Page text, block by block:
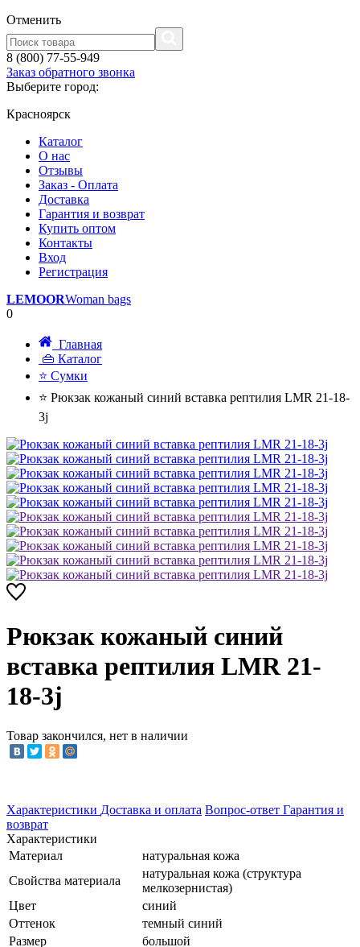
Отменить
8 (800) 77-55-949
Заказ обратного звонка
Выберите город:
Красноярск
Каталог
О нас
Отзывы
Заказ - Оплата
Доставка
Гарантия и возврат
Купить оптом
Контакты
Вход
Регистрация
LEMOORWoman bags
0
Главная
👜 Каталог
⭐ Сумки
⭐ Рюкзак кожаный синий вставка рептилия LMR 21-18-
3j
Рюкзак кожаный синий
вставка рептилия LMR 21-
18-3j
Товар закончился, нет в наличии
Характеристики Доставка и оплата Вопрос-ответ Гарантия и
возврат
Характеристики
Материал
натуральная кожа
Свойства материала
натуральная кожа (структура
мелкозернистая)
Цвет
синий
Оттенок
темный синий
Размер
большой